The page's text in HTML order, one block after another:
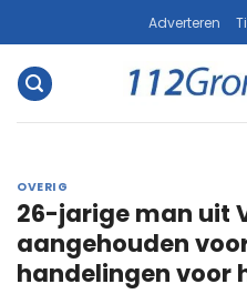
naar
inhoud
Adverteren
OVERIG
26-jarige man uit
aangehouden
handelingen voor